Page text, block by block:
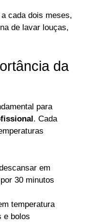
cada dois meses,
de lavar louças,
da
para
. Cada
em
30 minutos
temperatura
e bolos